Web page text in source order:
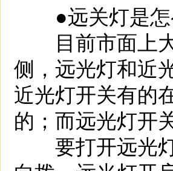
●远关灯是怎
目前市面上大
侧，远光灯和近
近光灯开关有的
的；而远光灯开
要打开远光灯